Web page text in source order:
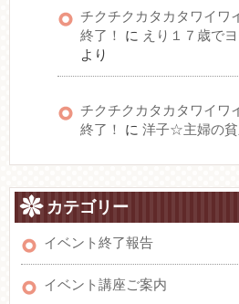
チクチクカタカタワイワ
終了！
に えり１７歳で
より
チクチクカタカタワイワ
終了！
に 洋子☆主婦の
カテゴリー
イベント終了報告
イベント講座ご案内